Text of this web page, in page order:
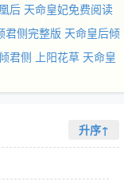
后 天命皇妃免费阅读
君侧完整版 天命皇后倾
君侧 上阳花草 天命皇
升序↑